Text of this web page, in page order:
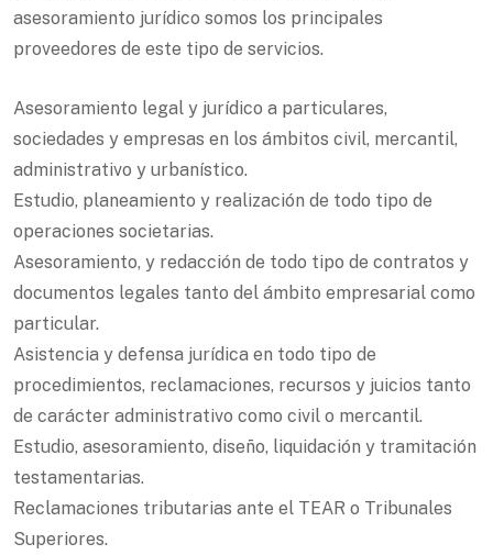
asesoramiento jurídico somos los principales
proveedores de este tipo de servicios.
Asesoramiento legal y jurídico a particulares,
sociedades y empresas en los ámbitos civil, mercantil,
administrativo y urbanístico.
Estudio, planeamiento y realización de todo tipo de
operaciones societarias.
Asesoramiento, y redacción de todo tipo de contratos y
documentos legales tanto del ámbito empresarial como
particular.
Asistencia y defensa jurídica en todo tipo de
procedimientos, reclamaciones, recursos y juicios tanto
de carácter administrativo como civil o mercantil.
Estudio, asesoramiento, diseño, liquidación y tramitación
testamentarias.
Reclamaciones tributarias ante el TEAR o Tribunales
Superiores.